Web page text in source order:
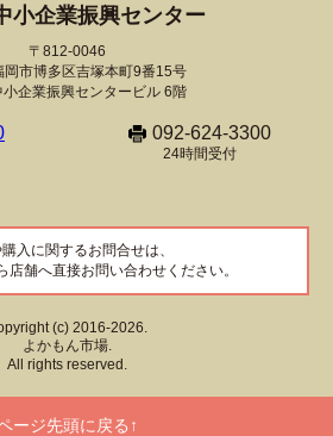
小企業振興センター
〒812-0046
岡市博多区吉塚本町9番15号
企業振興センタービル 6階
092-624-3300
24時間受付
入に関するお問合せは、
店舗へ直接お問い合わせください。
(c) 2016-2026.
よかもん市場.
All rights reserved.
ージ先頭に戻る↑